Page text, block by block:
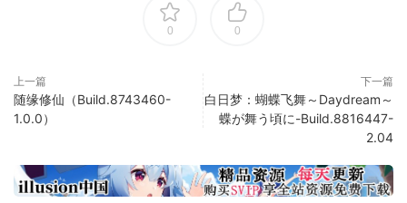
一步步地解放占领区，获得奖励盾章，解锁新的岗哨和技能。
0 0
上一篇
随缘修仙（Build.8743460-
1.0.0）
下一篇
白日梦：蝴蝶飞舞～Daydream～
蝶が舞う頃に-Build.8816447-
2.04